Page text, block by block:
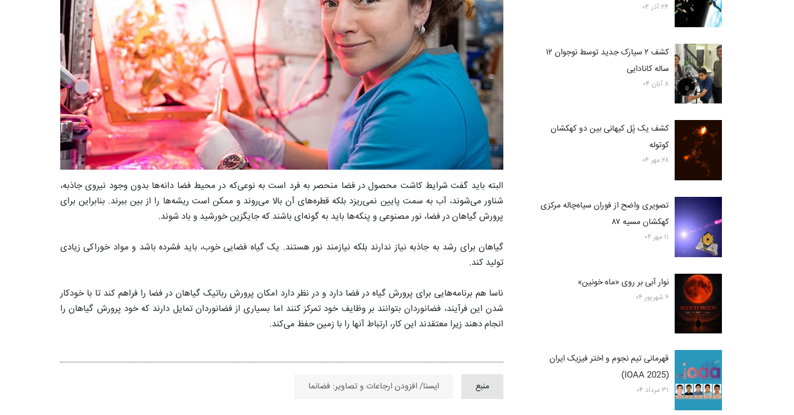
البته باید گفت شرایط کاشت محصول در فضا منحصر به فرد است به نوعی‌که در محیط فضا دانه‌ها بدون وجود نیروی جاذبه،
شناور می‌شوند، آب به سمت پایین نمی‌ریزد بلکه قطره‌های آن بالا می‌روند و ممکن است ریشه‌ها را از بین ببرند. بنابراین برای
پرورش گیاهان در فضا، نور مصنوعی و پنکه‌ها باید به گونه‌ای باشند که جایگزین خورشید و باد شوند.
گیاهان برای رشد به جاذبه نیاز ندارند بلکه نیازمند نور هستند. یک گیاه فضایی خوب، باید فشرده باشد و مواد خوراکی زیادی
تولید کند.
ناسا هم برنامه‌هایی برای پرورش گیاه در فضا دارد و در نظر دارد امکان پرورش رباتیک گیاهان در فضا را فراهم کند تا با خودکار
شدن این فرآیند، فضانوردان بتوانند بر وظایف خود تمرکز کنند اما بسیاری از فضانوردان تمایل دارند که خود پرورش گیاهان را
انجام دهند زیرا معتقدند این کار، ارتباط آنها را با زمین حفظ می‌کند.
منبع ایسنا/ افزودن ارجاعات و تصاویر: فضانما
۲۴ آذر ۰۴
کشف ۲ سیارک جدید توسط نوجوان ۱۲
ساله کانادایی
۸ آبان ۰۴
کشف یک پُل کیهانی بین دو کهکشان
کوتوله
۲۸ مهر ۰۴
تصویری واضح از فوران سیاه‌چاله مرکزی
کهکشان مسیه ۸۷
۱۱ مهر ۰۴
نوار آبی بر روی «ماه خونین»
۶ شهریور ۰۴
قهرمانی تیم نجوم و اختر فیزیک ایران
(2025 IOAA)
۳۱ مرداد ۰۴